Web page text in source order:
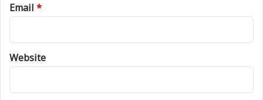
Email *
Website